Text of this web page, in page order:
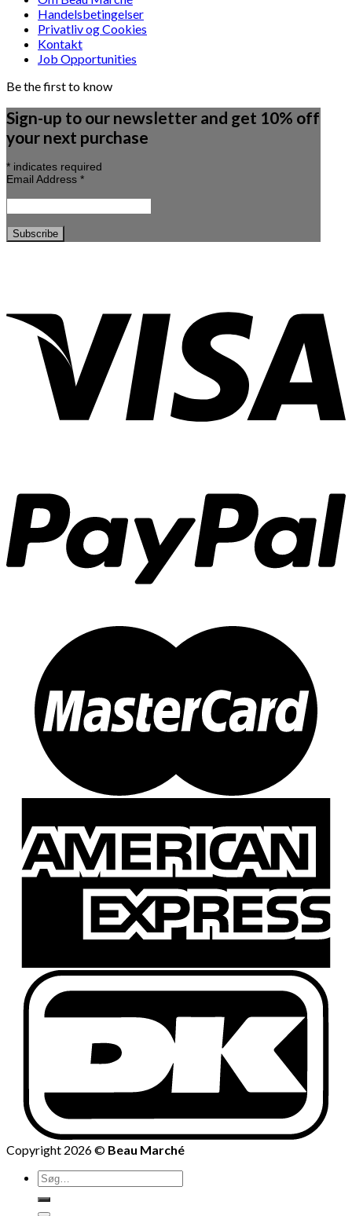
Handelsbetingelser
Privatliv og Cookies
Kontakt
Job Opportunities
Be the first to know
Sign-up to our newsletter and get 10% off
your next purchase
* indicates required
Email Address *
Copyright 2026 © Beau Marché
Søg
efter: